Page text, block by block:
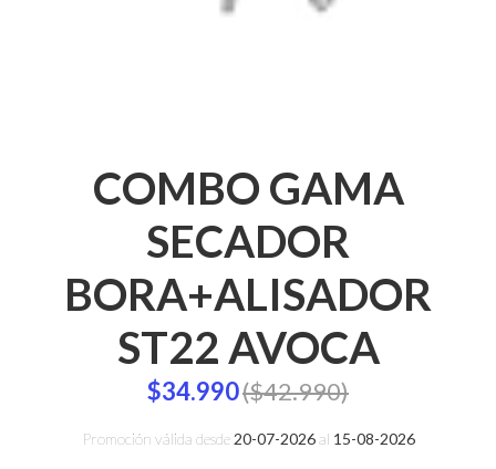
COMBO GAMA
SECADOR
BORA+ALISADOR
ST22 AVOCA
$34.990($42.990)
Promoción válida desde20-07-2026al 15-08-2026